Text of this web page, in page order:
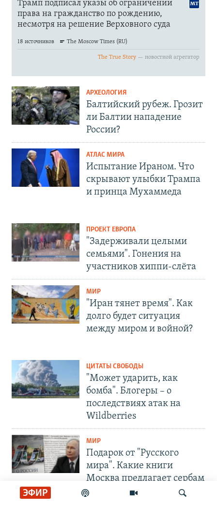
ЭФИР
АРХЕОЛОГИЯ
Балтийский рубеж. Грозит
ли Балтии нападение
России?
АТЛАС МИРА
Испытание Ираном. Что
скрывают улыбки Трампа
и принца Мухаммеда
ПРОЕКТ ЕВРОПА
"Задерживали целыми
семьями". Гонения на
участников хиппи-слёта
МИР
"Иран тянет время". Как
долго будет ситуация
между миром и войной?
ЦИТАТЫ СВОБОДЫ
"Может ударить, как
бомба". Блогеры – о
последствиях атак на
Wildberries
МИР
Подарок от "Русского
мира". Какие книги
Москва предлагает сербам